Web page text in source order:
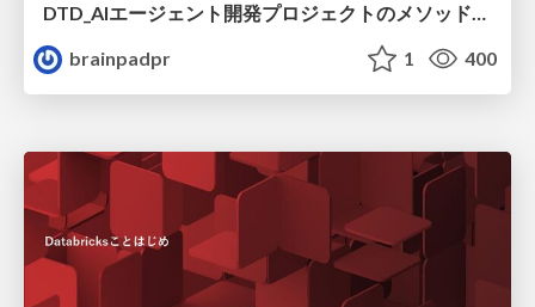
DTD_AIエージェント開発プロジェクトのメソッドを体系化してみる
brainpadpr
1 400